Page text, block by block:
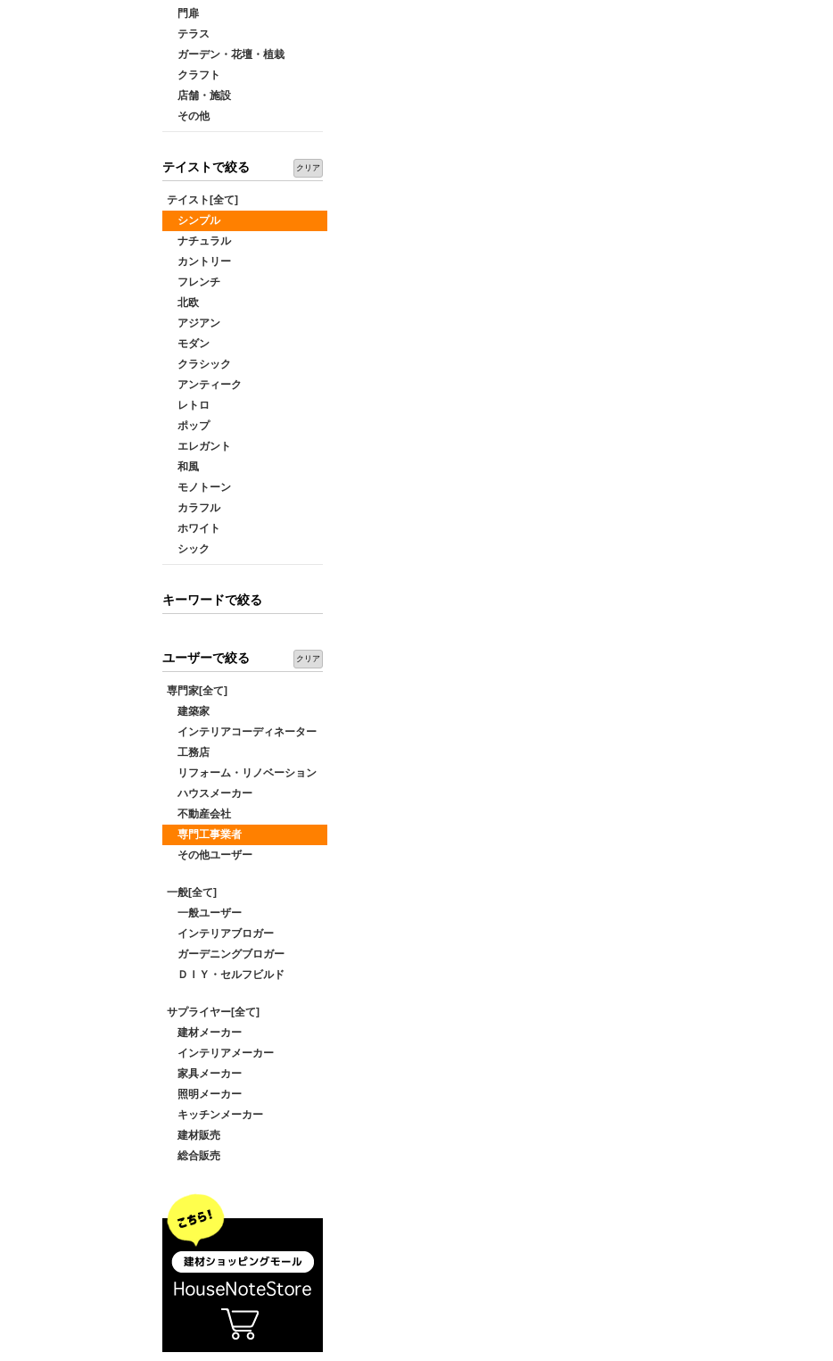
門扉
テラス
ガーデン・花壇・植栽
クラフト
店舗・施設
その他
テイストで絞る クリア
テイスト[全て]
シンプル
ナチュラル
カントリー
フレンチ
北欧
アジアン
モダン
クラシック
アンティーク
レトロ
ポップ
エレガント
和風
モノトーン
カラフル
ホワイト
シック
キーワードで絞る
ユーザーで絞る クリア
専門家[全て]
建築家
インテリアコーディネーター
工務店
リフォーム・リノベーション
ハウスメーカー
不動産会社
専門工事業者
その他ユーザー
一般[全て]
一般ユーザー
インテリアブロガー
ガーデニングブロガー
ＤＩＹ・セルフビルド
サプライヤー[全て]
建材メーカー
インテリアメーカー
家具メーカー
照明メーカー
キッチンメーカー
建材販売
総合販売